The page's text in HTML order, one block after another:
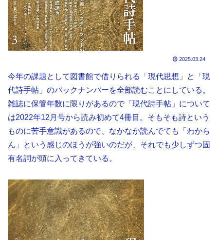
2025.03.24
今年の課題として図書館で借りられる「現代思想」と「現
代詩手帖」のバックナンバーを全部読むことにしている。
雑誌に保管年数に限りがあるので「現代詩手帖」について
は2022年12月号から読み初めて4冊目。そもそも詩という
ものに苦手意識があるので、なかなか読んでても「わから
ん」という感じのほうが強いのだが、それでも少しずつ固
有名詞が頭に入ってきている。